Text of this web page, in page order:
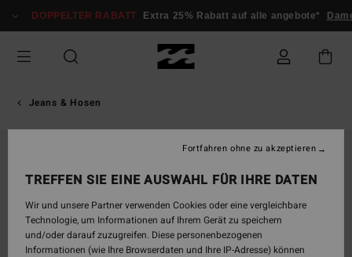
zur
springen
DOPPELTER RABATT Extra 25% Rabatt auf alle angebote*
Jeans & Hosen
TREFFEN SIE EINE AUSWAHL FÜR IHRE DATEN
Wir und unsere Partner verwenden Cookies oder eine vergleichbare
Technologie, um Informationen auf Ihrem Gerät zu speichern
und/oder darauf zuzugreifen. Diese personenbezogenen
Informationen (wie Ihre Browserdaten und Ihre IP-Adresse) können
Fortfahren ohne zu akzeptieren